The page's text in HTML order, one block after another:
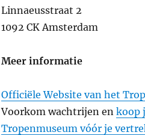
Linnaeusstraat 2
1092 CK Amsterdam
Meer informatie
Officiële Website van het
Voorkom wachtrijen en koop
Tropenmuseum vóór je